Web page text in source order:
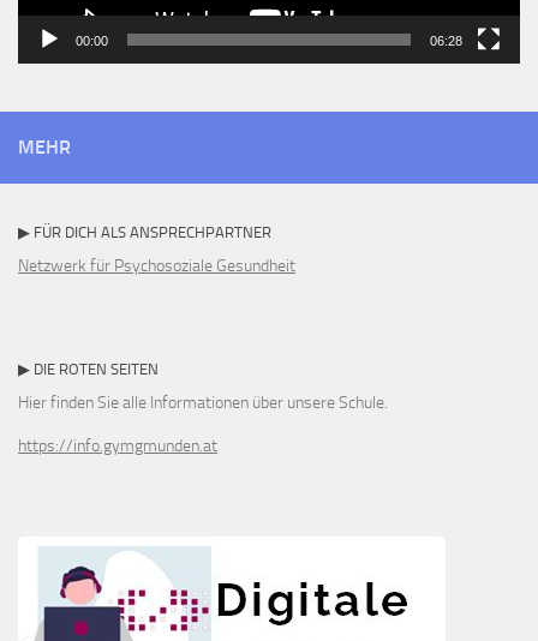
00:00 06:28
MEHR
▶ FÜR DICH ALS ANSPRECHPARTNER
Netzwerk für Psychosoziale Gesundheit
▶ DIE ROTEN SEITEN
Hier finden Sie alle Informationen über unsere Schule.
https://info.gymgmunden.at